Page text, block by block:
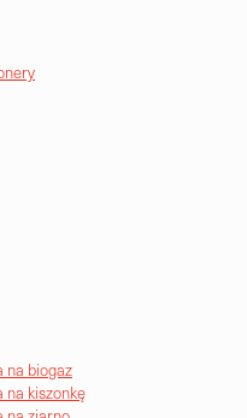
na biogaz
na kiszonkę